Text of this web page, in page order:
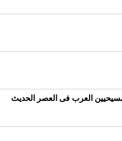
العرب فی العصر الحدیث